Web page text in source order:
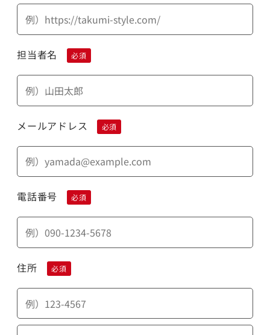
担当者名 必須
メールアドレス 必須
電話番号 必須
住所 必須